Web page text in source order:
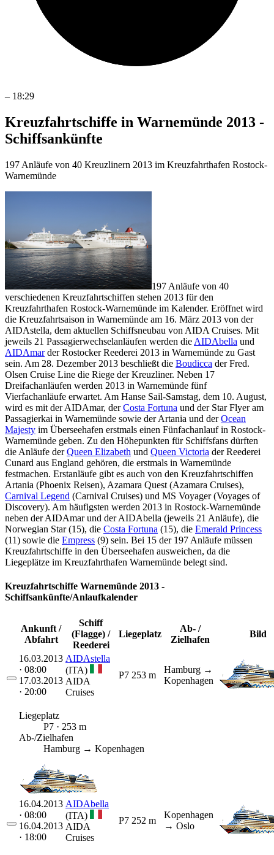
– 18:29
Kreuzfahrtschiffe in Warnemünde 2013 -
Schiffsankünfte
197 Anläufe von 40 Kreuzlinern 2013 im Kreuzfahrthafen Rostock-
Warnemünde
197 Anläufe von 40
verschiedenen Kreuzfahrtschiffen stehen 2013 für den
Kreuzfahrthafen Rostock-Warnemünde im Kalender. Eröffnet wird
die Kreuzfahrtsaison in Warnemünde am 16. März 2013 von der
AIDAstella, dem aktuellen Schiffsneubau von AIDA Cruises. Mit
jeweils 21 Passagierwechselanläufen werden die AIDAbella und
AIDAmarder Rostocker Reederei 2013 in Warnemünde zu Gast
sein. Am 28. Dezember 2013 beschließt die Boudicca der Fred.
Olsen Cruise Line die Riege der Kreuzliner. Neben 17
Dreifachanläufen werden 2013 in Warnemünde fünf
Vierfachanläufe erwartet. Am Hanse Sail-Samstag, dem 10. August,
wird es mit der AIDAmar, derCosta Fortuna und der Star Flyer am
Passagierkai in Warnemünde sowie der Artania und derOcean
Majesty im Überseehafen erstmals einen Fünfachanlauf in Rostock-
Warnemünde geben. Zu den Höhepunkten für Schiffsfans dürften
die Anläufe derQueen Elizabeth und Queen Victoria der Reederei
Cunard aus England gehören, die erstmals in Warnemünde
festmachen. Erstanläufe gibt es auch von den Kreuzfahrtschiffen
Artania (Phoenix Reisen), Azamara Quest (Azamara Cruises),
Carnival Legend (Carnival Cruises) und MS Voyager (Voyages of
Discovery). Am häufigsten werden 2013 in Rostock-Warnemünde
neben der AIDAmar und der AIDAbella (jeweils 21 Anläufe), die
Norwegian Star (15), die Costa Fortuna (15), die Emerald Princess
(11) sowie die Empress (9) sein. Bei 15 der 197 Anläufe müssen
Kreuzfahrtschiffe in den Überseehafen ausweichen, da die
Liegeplätze im Kreuzfahrthafen Warnemünde belegt sind.
Kreuzfahrtschiffe Warnemünde 2013 -
Schiffsankünfte/Anlaufkalender
Ankunft /
Abfahrt
Schiff
(Flagge) /
Reederei
Liegeplatz
Ab- /
Zielhafen
Bild
16.03.2013
· 08:00
17.03.2013
· 20:00
AIDAstella
(ITA)
AIDA
Cruises
P7 253 m
Hamburg →
Kopenhagen
Liegeplatz
P7 · 253 m
Ab-/Zielhafen
Hamburg → Kopenhagen
16.04.2013
· 08:00
16.04.2013
· 18:00
AIDAbella
(ITA)
AIDA
Cruises
P7 252 m
Kopenhagen
→ Oslo